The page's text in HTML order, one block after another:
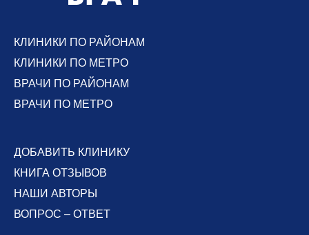
КЛИНИКИ ПО РАЙОНАМ
КЛИНИКИ ПО МЕТРО
ВРАЧИ ПО РАЙОНАМ
ВРАЧИ ПО МЕТРО
ДОБАВИТЬ КЛИНИКУ
КНИГА ОТЗЫВОВ
НАШИ АВТОРЫ
ВОПРОС – ОТВЕТ